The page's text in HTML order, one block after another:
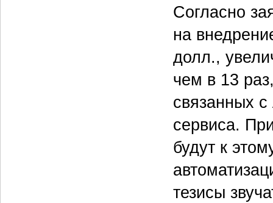
Согласно
на
долл.,
чем в 13
связанных
сервиса.
будут к
тезисы